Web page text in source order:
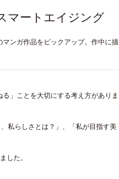
マートエイジング
ンガ作品をピックアップ。作中に描
」ことを大切にする考え方がありま
私らしさとは？」、「私が目指す美
した。